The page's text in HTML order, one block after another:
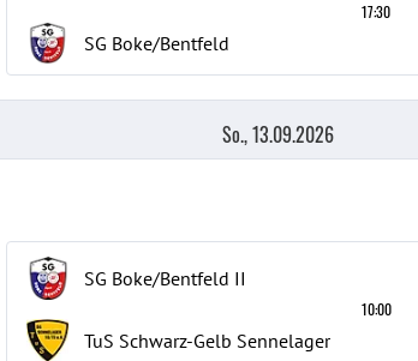
SG Boke/Bentfeld
17:30
So., 13.09.2026
SG Boke/Bentfeld II
TuS Schwarz-Gelb Sennelager
10:00